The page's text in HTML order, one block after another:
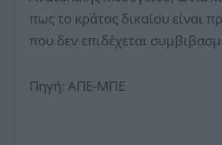
πως το κράτος δικαίου είναι
που δεν επιδέχεται
Πηγή: ΑΠΕ-ΜΠΕ